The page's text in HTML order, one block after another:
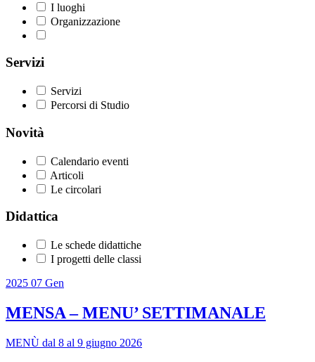
I luoghi
Organizzazione
Servizi
Servizi
Percorsi di Studio
Novità
Calendario eventi
Articoli
Le circolari
Didattica
Le schede didattiche
I progetti delle classi
2025 07 Gen
MENSA – MENU’ SETTIMANALE
MENÙ dal 8 al 9 giugno 2026